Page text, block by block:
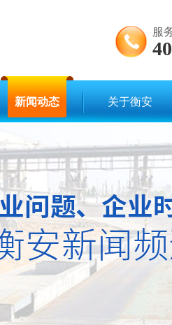
服
新闻动态 关于衡安